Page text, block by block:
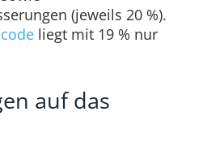
(jeweils 20 %).
liegt mit 19 % nur
auf das